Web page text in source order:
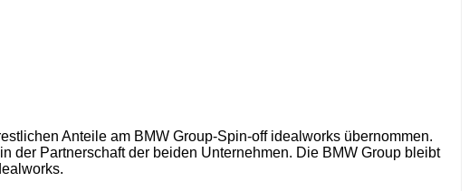
Anteile am BMW Group-Spin-off idealworks übernommen.
der Partnerschaft der beiden Unternehmen. Die BMW Group bleibt